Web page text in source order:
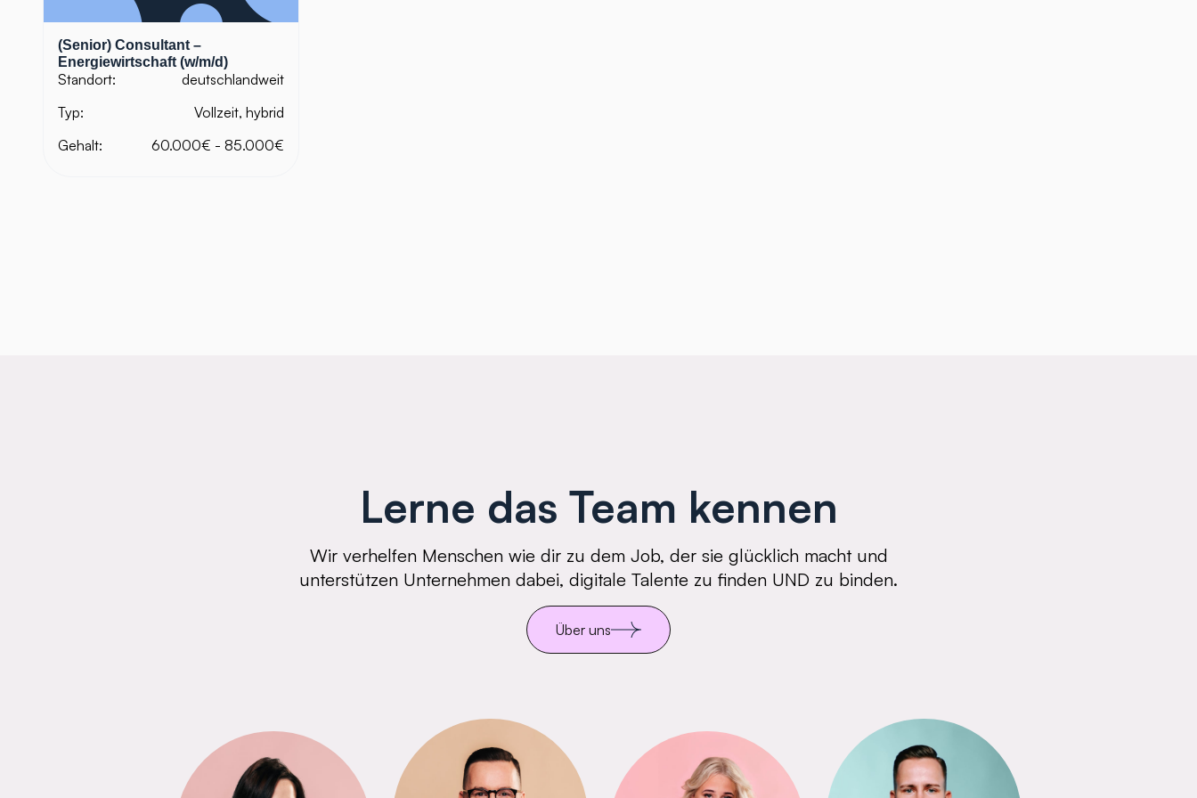
(Senior) Consultant –
Energiewirtschaft (w/m/d)
Standort:
deutschlandweit
Typ:
Vollzeit, hybrid
Gehalt:
60.000€ - 85.000€
Lerne das Team kennen
Wir verhelfen Menschen wie dir zu dem Job, der sie glücklich macht und
unterstützen Unternehmen dabei, digitale Talente zu finden UND zu binden.
Über uns